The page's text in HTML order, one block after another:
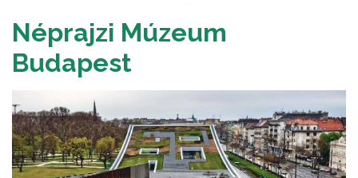
Néprajzi Múzeum
Budapest